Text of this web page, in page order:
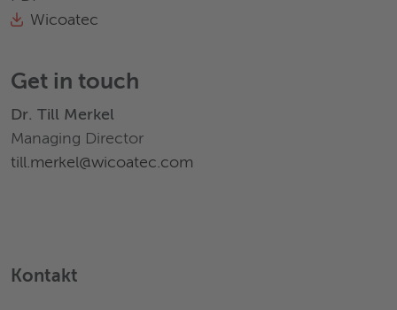
Wicoatec
Get in touch
Dr. Till Merkel
Managing Director
till.merkel@wicoatec.com
Kontakt